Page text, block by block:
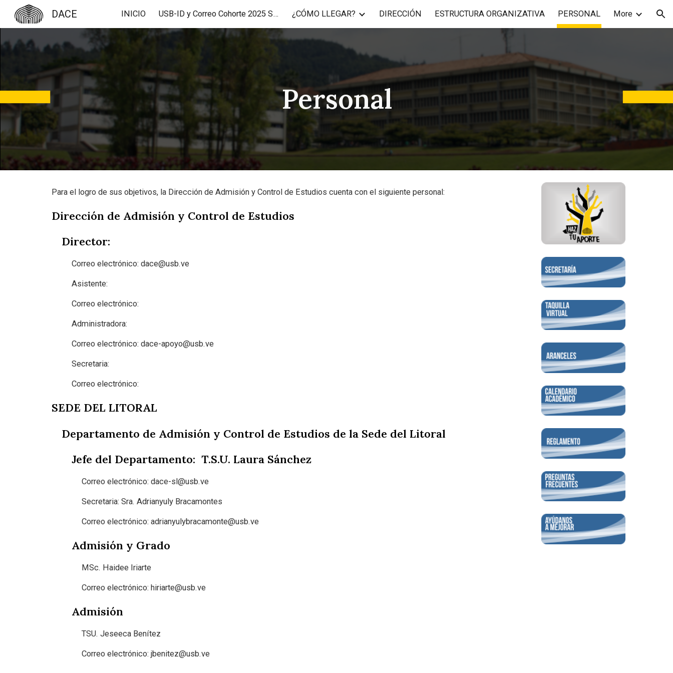
Skip to main content Skip to navigation
DACE INICIO USB-ID y Correo Cohorte 2025 SNI y MECE ¿CÓMO LLEGAR? DIRECCIÓN ESTRUCTURA ORGANIZATIVA PERSONAL More
Personal
Para el logro de sus objetivos, la Dirección de Admisión y Control de Estudios cuenta con el siguiente personal:
Dirección de Admisión y Control de Estudios
Director:
Correo electrónico: dace@usb.ve
Asistente:
Correo electrónico:
Administradora:
Correo electrónico: dace-apoyo@usb.ve
Secretaria:
Correo electrónico:
SEDE DEL LITORAL
Departamento de Admisión y Control de Estudios de la Sede del Litoral
Jefe del Departamento: T.S.U. Laura Sánchez
Correo electrónico: dace-sl@usb.ve
Secretaria: Sra. Adrianyuly Bracamontes
Correo electrónico: adrianyulybracamonte@usb.ve
Admisión y Grado
MSc. Haidee Iriarte
Correo electrónico: hiriarte@usb.ve
Admisión
TSU. Jeseeca Benítez
Correo electrónico: jbenitez@usb.ve